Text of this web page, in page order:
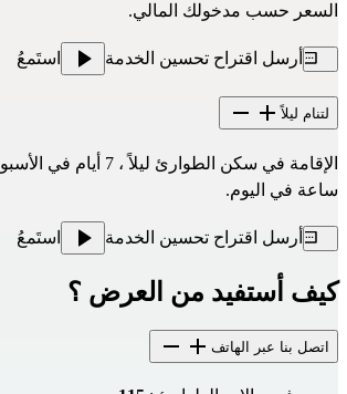
السعر حسب مدخولك المالي.
أرسل اقتراح تحسين الخدمة استَمعُ
لتنام ليلاً
الإقامة في سكن الطوارئ ليلاً ، 7 أيام في الأسبوع (
ساعة في اليوم.
أرسل اقتراح تحسين الخدمة استَمعُ
كيف أستفيد من العرض ؟
اتصل بنا عبر الهاتف